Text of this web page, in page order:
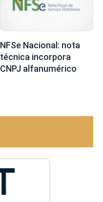
NFSe Nacional: nota
técnica incorpora
CNPJ alfanumérico